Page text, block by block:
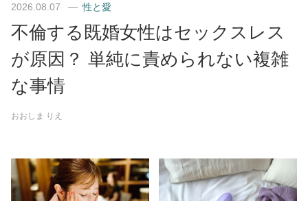
2026.08.07 性と愛
不倫する既婚女性はセックスレス
が原因？ 単純に責められない複雑
な事情
おおしま りえ